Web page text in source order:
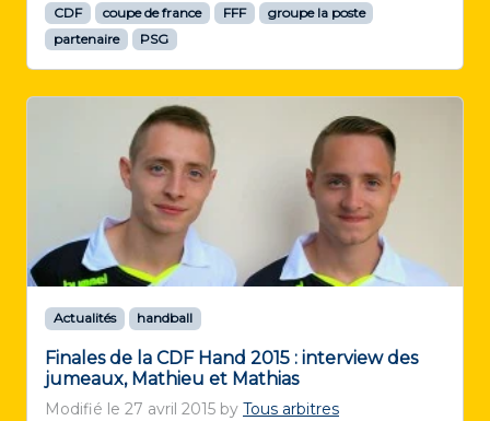
CDF
coupe de france FFF
groupe la poste
partenaire
PSG
Actualités handball
Finales de la CDF Hand 2015 : interview des
jumeaux, Mathieu et Mathias
Modifié le 27 avril 2015 by Tous arbitres